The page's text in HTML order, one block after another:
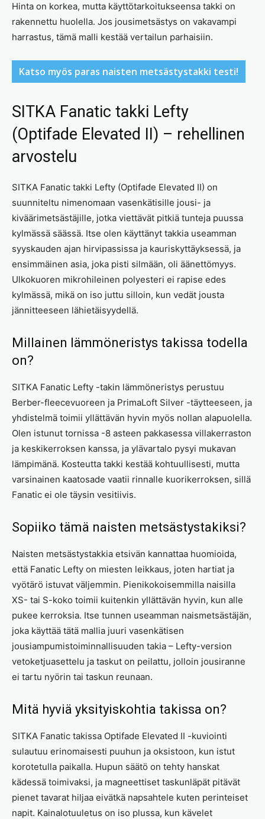
Hinta on korkea, mutta käyttötarkoitukseensa takki on
rakennettu huolella. Jos jousimetsästys on vakavampi
harrastus, tämä malli kestää vertailun parhaisiin.
Katso myös paras naisten metsästystakki testi!
SITKA Fanatic takki Lefty
(Optifade Elevated II) – rehellinen
arvostelu
SITKA Fanatic takki Lefty (Optifade Elevated II) on
suunniteltu nimenomaan vasenkätisille jousi- ja
kiväärimetsästäjille, jotka viettävät pitkiä tunteja puussa
kylmässä säässä. Itse olen käyttänyt takkia useamman
syyskauden ajan hirvipassissa ja kauriskyttäyksessä, ja
ensimmäinen asia, joka pisti silmään, oli äänettömyys.
Ulkokuoren mikrohileinen polyesteri ei rapise edes
kylmässä, mikä on iso juttu silloin, kun vedät jousta
jännitteeseen lähietäisyydellä.
Millainen lämmöneristys takissa todella
on?
SITKA Fanatic Lefty -takin lämmöneristys perustuu
Berber-fleecevuoreen ja PrimaLoft Silver -täytteeseen, ja
yhdistelmä toimii yllättävän hyvin myös nollan alapuolella.
Olen istunut tornissa -8 asteen pakkasessa villakerraston
ja keskikerroksen kanssa, ja ylävartalo pysyi mukavan
lämpimänä. Kosteutta takki kestää kohtuullisesti, mutta
varsinainen kaatosade vaatii rinnalle kuorikerroksen, sillä
Fanatic ei ole täysin vesitiivis.
Sopiiko tämä naisten metsästystakiksi?
Naisten metsästystakkia etsivän kannattaa huomioida,
että Fanatic Lefty on miesten leikkaus, joten hartiat ja
vyötärö istuvat väljemmin. Pienikokoisemmilla naisilla
XS- tai S-koko toimii kuitenkin yllättävän hyvin, kun alle
pukee kerroksia. Itse tunnen useamman naismetsästäjän,
joka käyttää tätä mallia juuri vasenkätisen
jousiampumistoiminnallisuuden takia – Lefty-version
vetoketjuasettelu ja taskut on peilattu, jolloin jousiranne
ei tartu nyörin tai taskun reunaan.
Mitä hyviä yksityiskohtia takissa on?
SITKA Fanatic takissa Optifade Elevated II -kuviointi
sulautuu erinomaisesti puuhun ja oksistoon, kun istut
korotetulla paikalla. Hupun säätö on tehty hanskat
kädessä toimivaksi, ja magneettiset taskunläpät pitävät
pienet tavarat hiljaa eivätkä napsahtele kuten perinteiset
napit. Kainalotuuletus on iso plussa, kun kävelet